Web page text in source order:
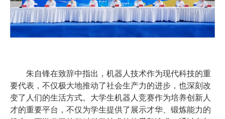
朱自锋在致辞中指出，机器人技术作为现代科技的重
要代表，不仅极大地推动了社会生产力的进步，也深刻改
变了人们的生活方式。大学生机器人竞赛作为培养创新人
才的重要平台，不仅为学生提供了展示才华、锻炼能力的